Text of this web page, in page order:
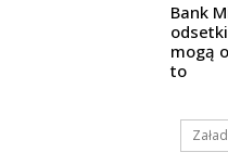
Bank
mogą
to